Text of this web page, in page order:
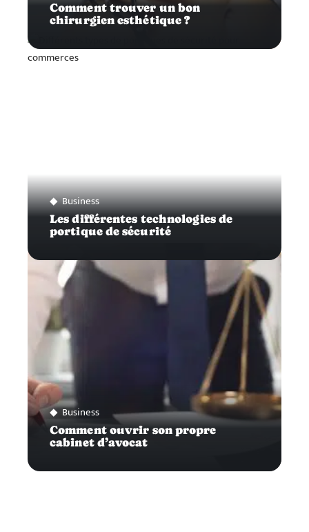
Comment trouver un bon
chirurgien esthétique ?
Business
Les différentes technologies de
portique de sécurité
Business
Comment ouvrir son propre
cabinet d’avocat